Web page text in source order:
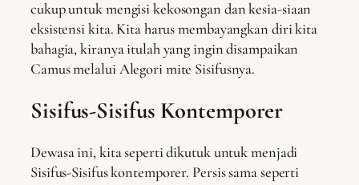
cukup untuk mengisi kekosongan dan kesia-siaan
eksistensi kita. Kita harus membayangkan diri kita
bahagia, kiranya itulah yang ingin disampaikan
Camus melalui Alegori mite Sisifusnya.
Sisifus-Sisifus Kontemporer
Dewasa ini, kita seperti dikutuk untuk menjadi
Sisifus-Sisifus kontemporer. Persis sama seperti